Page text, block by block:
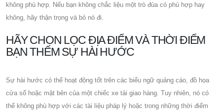
không phù hợp. Nếu bạn không chắc liệu một trò đùa có phù hợp hay
không, hãy thận trọng và bỏ nó đi.
HÃY CHỌN LỌC ĐỊA ĐIỂM VÀ THỜI ĐIỂM
BẠN THÊM SỰ HÀI HƯỚC
Sự hài hước có thể hoạt động tốt trên các biểu ngữ quảng cáo, đồ họa
cửa sổ hoặc mặt bên của một chiếc xe tải giao hàng. Tuy nhiên, nó có
thể không phù hợp với các tài liệu pháp lý hoặc trong những thời điểm